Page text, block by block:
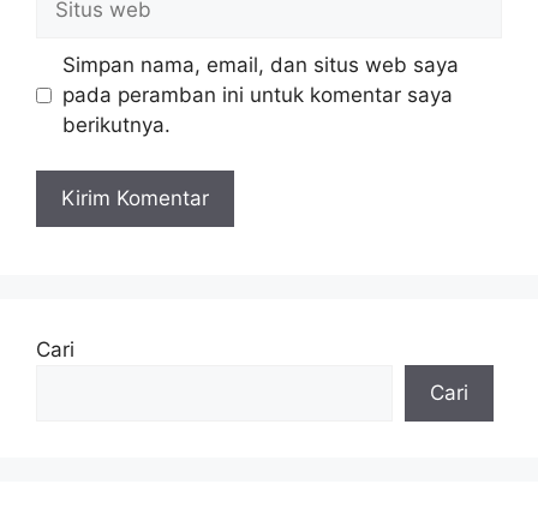
web
Simpan nama, email, dan situs web saya
pada peramban ini untuk komentar saya
berikutnya.
Cari
Cari